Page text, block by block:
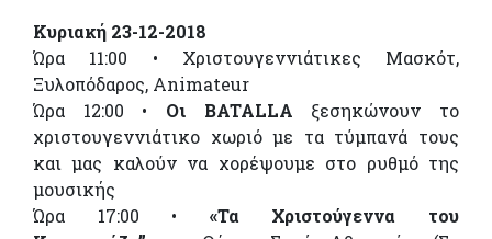
Κυριακή 23-12-2018
Ώρα 11:00 • Χριστουγεννιάτικες Μασκότ,
Ξυλοπόδαρος, Animateur
Ώρα 12:00 • Οι BATALLA ξεσηκώνουν το
χριστουγεννιάτικο χωριό με τα τύμπανά τους
και μας καλούν να χορέψουμε στο ρυθμό της
μουσικής
Ώρα 17:00 • «Τα Χριστούγεννα του